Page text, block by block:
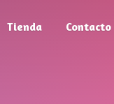
Tienda Contacto